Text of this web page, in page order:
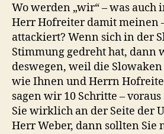
Wo werden „wir“ – was auch
Herr Hofreiter damit meinen
attackiert? Wenn sich in der
Stimmung gedreht hat, dann
deswegen, weil die
wie Ihnen und Herrn
sagen wir 10 Schritte –
Sie wirklich an der Seite der
Herr Weber, dann sollten Sie